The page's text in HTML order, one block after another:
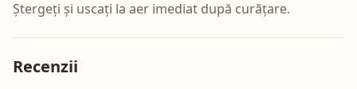
Ștergeți și uscați la aer imediat după curățare.
Recenzii